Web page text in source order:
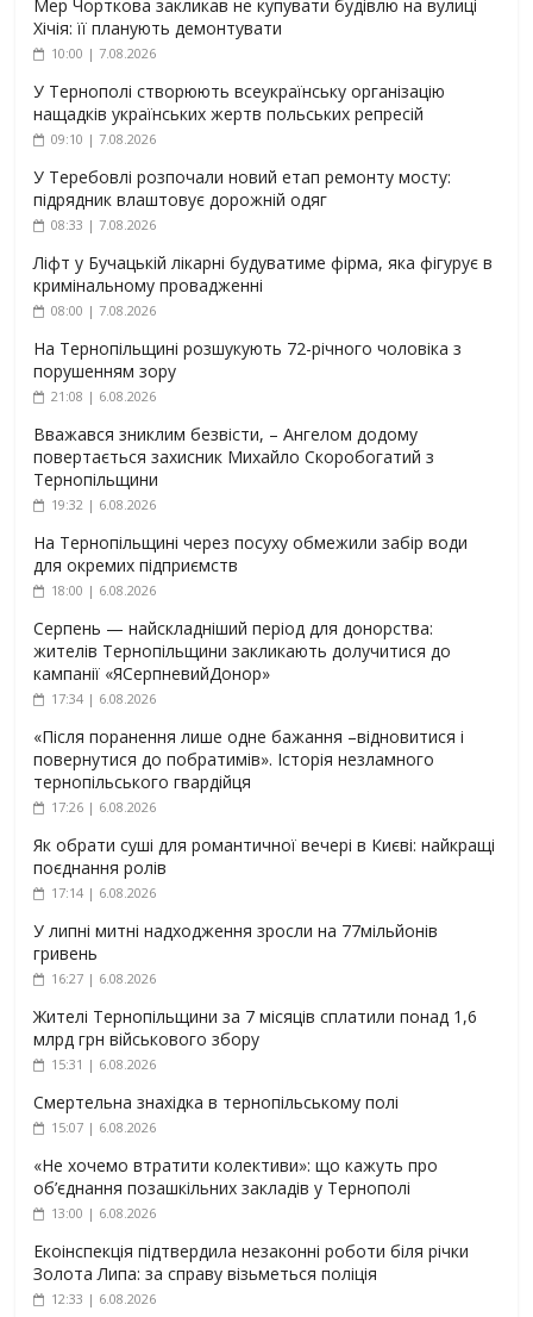
Мер Чорткова закликав не купувати будівлю на вулиці
Хічія: її планують демонтувати
10:00 | 7.08.2026
У Тернополі створюють всеукраїнську організацію
нащадків українських жертв польських репресій
09:10 | 7.08.2026
У Теребовлі розпочали новий етап ремонту мосту:
підрядник влаштовує дорожній одяг
08:33 | 7.08.2026
Ліфт у Бучацькій лікарні будуватиме фірма, яка фігурує в
кримінальному провадженні
08:00 | 7.08.2026
На Тернопільщині розшукують 72-річного чоловіка з
порушенням зору
21:08 | 6.08.2026
Вважався зниклим безвісти, – Ангелом додому
повертається захисник Михайло Скоробогатий з
Тернопільщини
19:32 | 6.08.2026
На Тернопільщині через посуху обмежили забір води
для окремих підприємств
18:00 | 6.08.2026
Серпень — найскладніший період для донорства:
жителів Тернопільщини закликають долучитися до
кампанії «ЯСерпневийДонор»
17:34 | 6.08.2026
«Після поранення лише одне бажання –відновитися і
повернутися до побратимів». Історія незламного
тернопільського гвардійця
17:26 | 6.08.2026
Як обрати суші для романтичної вечері в Києві: найкращі
поєднання ролів
17:14 | 6.08.2026
У липні митні надходження зросли на 77мільйонів
гривень
16:27 | 6.08.2026
Жителі Тернопільщини за 7 місяців сплатили понад 1,6
млрд грн військового збору
15:31 | 6.08.2026
Смертельна знахідка в тернопільському полі
15:07 | 6.08.2026
«Не хочемо втратити колективи»: що кажуть про
об’єднання позашкільних закладів у Тернополі
13:00 | 6.08.2026
Екоінспекція підтвердила незаконні роботи біля річки
Золота Липа: за справу візьметься поліція
12:33 | 6.08.2026